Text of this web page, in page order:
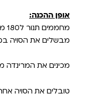
אופן ההכנה:
מחממים תנור ל180 מעלות
מבשלים את הסויה במים רותחים
מכינים את המרינדה
טובלים את הסויה